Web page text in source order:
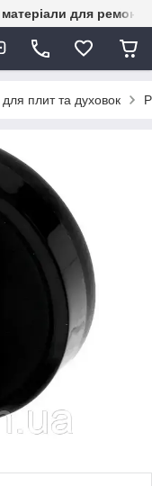
для ремонту
плит та духовок